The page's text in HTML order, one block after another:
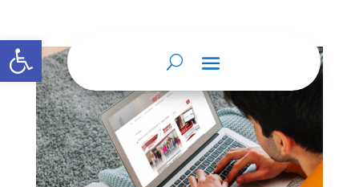
Abrir barra de herramientas